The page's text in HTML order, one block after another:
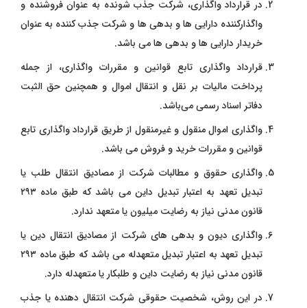
در قرارداد واگذاری، شرکت جذب‌ شونده به عنوان فروشنده و
واگذارکننده دارایی ‌ها و بدهی‌ ها و شرکت جذب‌ کننده به عنوان
خریدار دارایی ‌ها و بدهی ‌ها می ‌باشد.
قرارداد واگذاری تابع قوانین و مقررات واگذاری، از جمله
پرداخت مالیات بر نقل و انتقال اموال و همچنین حق ‌الثبت
دفاتر اسناد رسمی می‌باشد.
واگذاری اموال منقول و غیرمنقول از طریق قرارداد واگذاری تابع
قوانین و مقررات خرید و فروش می ‌باشد.
واگذاری حقوق و مطالبات شرکت از مصادیق انتقال طلب یا
تبدیل تعهد به اعتبار تبدیل داین می ‌باشد که طبق ماده ۲۹۳
قانون مدنی نیاز به رضایت میلیون یا متعهد ندارد.
واگذاری دیون و بدهی ‌های شرکت از مصادیق انتقال دین یا
تبدیل تعهد به اعتبار تبدیل متعهدله می ‌باشد که طبق ماده ۲۹۳
قانون مدنی نیاز به رضایت داین و طلبکار یا متعهدله دارد.
در این روش، شخصیت حقوقی شرکت انتقال‌ دهنده یا جذب